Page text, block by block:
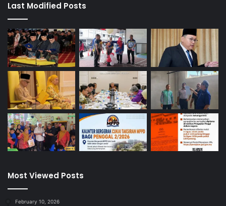
Last Modified Posts
Most Viewed Posts
February 10, 2026